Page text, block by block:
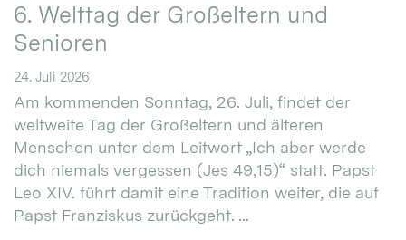
6. Welttag der Großeltern und
Senioren
24. Juli 2026
Am kommenden Sonntag, 26. Juli, findet der
weltweite Tag der Großeltern und älteren
Menschen unter dem Leitwort „Ich aber werde
dich niemals vergessen (Jes 49,15)“ statt. Papst
Leo XIV. führt damit eine Tradition weiter, die auf
Papst Franziskus zurückgeht. ...